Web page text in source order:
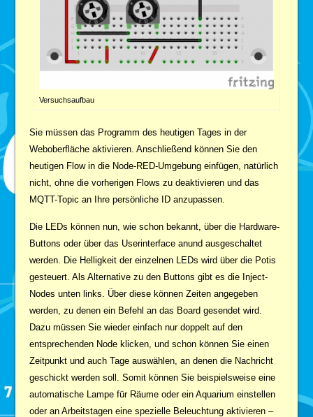
Versuchsaufbau
Sie müssen das Programm des heutigen Tages in der
Weboberfläche aktivieren. Anschließend können Sie den
heutigen Flow in die Node-RED-Umgebung einfügen, natürlich
nicht, ohne die vorherigen Flows zu deaktivieren und das
MQTT-Topic an Ihre persönliche ID anzupassen.
Die LEDs können nun, wie schon bekannt, über die Hardware-
Buttons oder über das Userinterface anund ausgeschaltet
werden. Die Helligkeit der einzelnen LEDs wird über die Potis
gesteuert. Als Alternative zu den Buttons gibt es die Inject-
Nodes unten links. Über diese können Zeiten angegeben
werden, zu denen ein Befehl an das Board gesendet wird.
Dazu müssen Sie wieder einfach nur doppelt auf den
entsprechenden Node klicken, und schon können Sie einen
Zeitpunkt und auch Tage auswählen, an denen die Nachricht
geschickt werden soll. Somit können Sie beispielsweise eine
automatische Lampe für Räume oder ein Aquarium einstellen
oder an Arbeitstagen eine spezielle Beleuchtung aktivieren –